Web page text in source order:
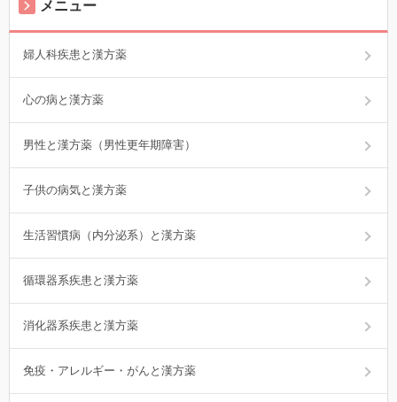
メニュー
婦人科疾患と漢方薬
心の病と漢方薬
男性と漢方薬（男性更年期障害）
子供の病気と漢方薬
生活習慣病（内分泌系）と漢方薬
循環器系疾患と漢方薬
消化器系疾患と漢方薬
免疫・アレルギー・がんと漢方薬